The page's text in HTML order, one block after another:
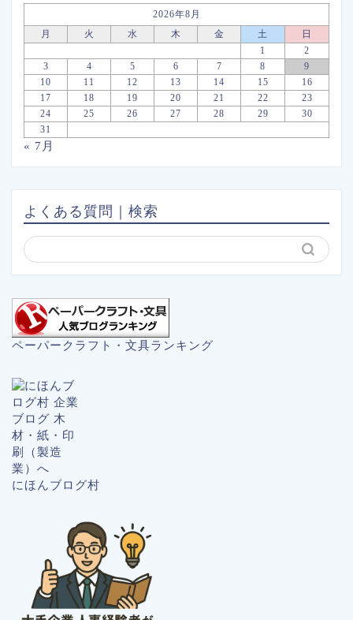
2026年8月
月
火 水 木 金 土
日
1
2
3
4 5 6 7 8
9
10
11 12 13 14 15
16
17
18 19 20 21 22
23
24
25 26 27 28 29
30
31
« 7月
よくある質問｜検索
ペーパークラフト・文具ランキング
にほんブログ村